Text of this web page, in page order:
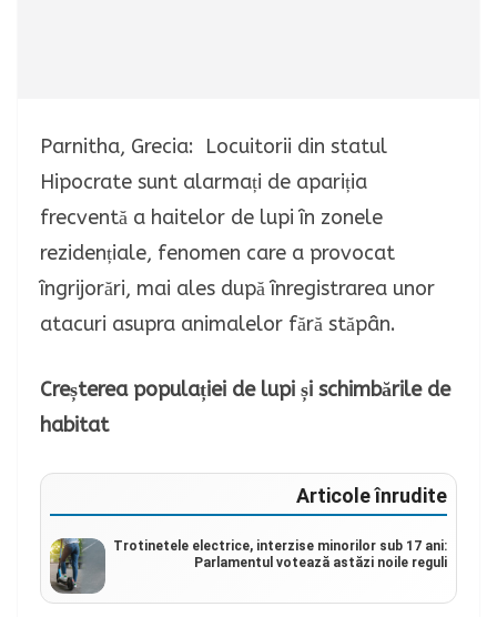
Parnitha, Grecia: Locuitorii din statul
Hipocrate sunt alarmați de apariția
frecventă a haitelor de lupi în zonele
rezidențiale, fenomen care a provocat
îngrijorări, mai ales după înregistrarea unor
atacuri asupra animalelor fără stăpân.
Creșterea populației de lupi și schimbările de
habitat
Articole înrudite
Trotinetele electrice, interzise minorilor sub 17 ani:
Parlamentul votează astăzi noile reguli